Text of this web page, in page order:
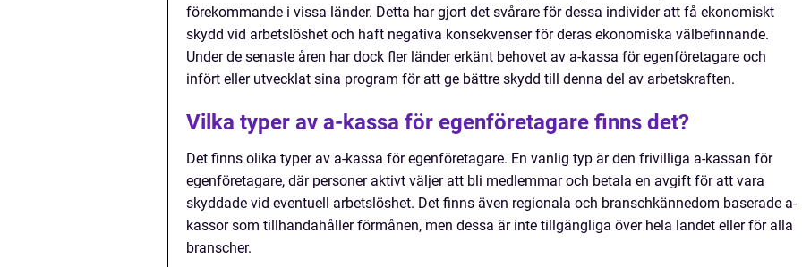
förekommande i vissa länder. Detta har gjort det svårare för dessa individer att få ekonomiskt
skydd vid arbetslöshet och haft negativa konsekvenser för deras ekonomiska välbefinnande.
Under de senaste åren har dock fler länder erkänt behovet av a-kassa för egenföretagare och
infört eller utvecklat sina program för att ge bättre skydd till denna del av arbetskraften.
Vilka typer av a-kassa för egenföretagare finns det?
Det finns olika typer av a-kassa för egenföretagare. En vanlig typ är den frivilliga a-kassan för
egenföretagare, där personer aktivt väljer att bli medlemmar och betala en avgift för att vara
skyddade vid eventuell arbetslöshet. Det finns även regionala och branschkännedom baserade a-
kassor som tillhandahåller förmånen, men dessa är inte tillgängliga över hela landet eller för alla
branscher.